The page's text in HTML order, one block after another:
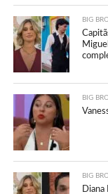
BIG
BIG
BIG